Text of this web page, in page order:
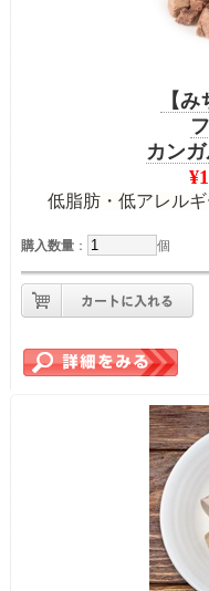
【
カン
低脂肪・低アレル
購入数量 ： 個